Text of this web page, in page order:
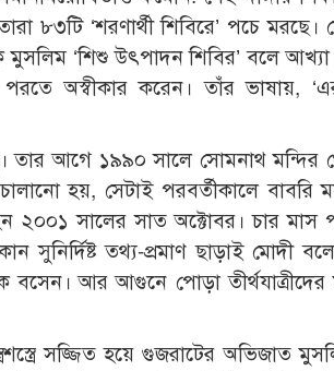
৮৩টি ‘শরণার্থী শিবিরে’ পচে
‘শিশু উৎপাদন শিবির’ বলে আখ্যা
পরতে অস্বীকার করেন। তাঁর ভাষায়,
আগে ১৯৯০ সালে সোমনাথ মন্দির
হয়, সেটাই পরবর্তীকালে বাবরি
২০০১ সালের সাত অক্টোবর। চার মাস
সুনির্দিষ্ট তথ্য-প্রমাণ ছাড়াই মোদী
বসেন। আর আগুনে পোড়া
সজ্জিত হয়ে গুজরাটের অভিজাত